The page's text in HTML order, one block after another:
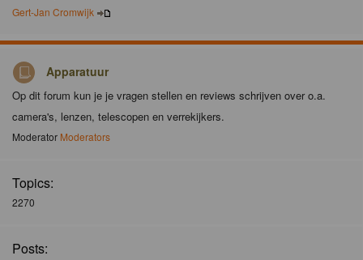
Gert-Jan Cromwijk
Apparatuur
Op dit forum kun je je vragen stellen en reviews schrijven over o.a.
camera's, lenzen, telescopen en verrekijkers.
Moderator Moderators
Topics:
2270
Posts: